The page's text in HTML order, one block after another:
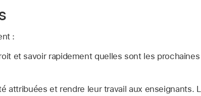
:
et savoir rapidement quelles sont les
attribuées et rendre leur travail aux enseignants.